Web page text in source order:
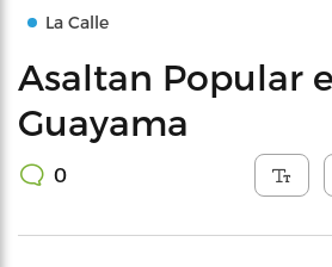
La Calle
Asaltan Popular
Guayama
0